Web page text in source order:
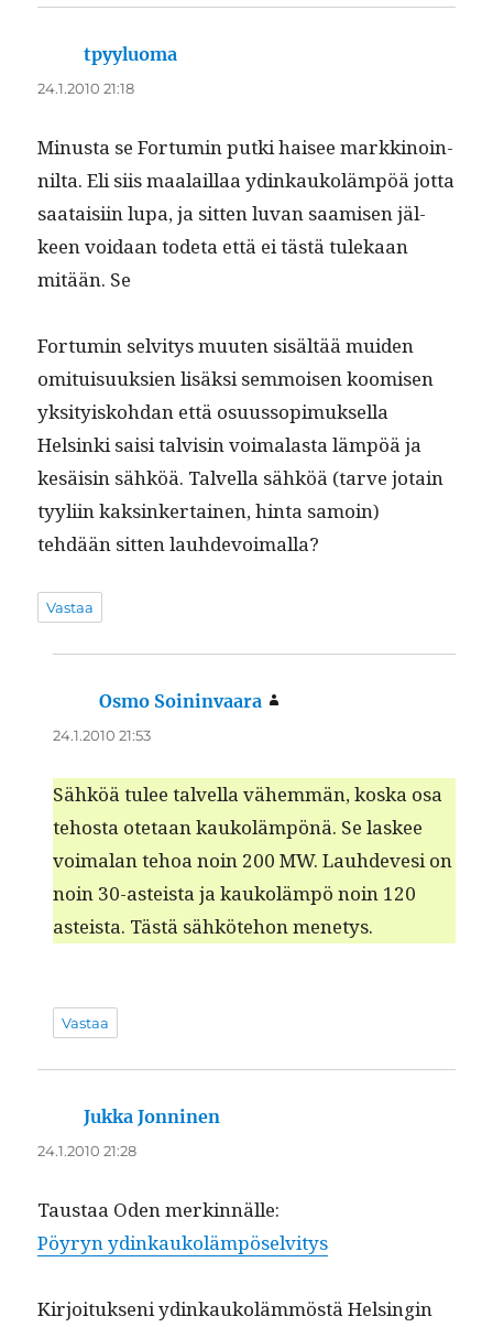
tpyyluoma
24.1.2010 21:18
Minus­ta se For­tu­min put­ki haisee markki­noin­
nil­ta. Eli siis maalail­laa ydinkaukoläm­pöä jot­ta
saataisi­in lupa, ja sit­ten luvan saamisen jäl­
keen voidaan tode­ta että ei tästä tulekaan
mitään. Se
For­tu­min selvi­tys muuten sisältää muiden
omi­tu­isuuk­sien lisäk­si sem­moi­sen koomisen
yksi­tyisko­hdan että osu­us­sopimuk­sel­la
Helsin­ki saisi talvisin voimalas­ta läm­pöä ja
kesäisin sähköä. Talvel­la sähköä (tarve jotain
tyyli­in kaksinker­tainen, hin­ta samoin)
tehdään sit­ten lauhdevoimalla?
Vastaa
Osmo Soininvaara
24.1.2010 21:53
Sähköä tulee talvel­la vähem­män, kos­ka osa
tehos­ta ote­taan kaukoläm­pönä. Se las­kee
voimalan tehoa noin 200 MW. Lauhde­vesi on
noin 30-asteista ja kaukoläm­pö noin 120
asteista. Tästä sähköte­hon menetys.
Vastaa
Jukka Jonninen
24.1.2010 21:28
Taus­taa Oden merkinnälle:
Pöyryn ydinkaukoläm­pö­selvi­tys
Kir­joituk­seni ydinkaukoläm­möstä Helsin­gin